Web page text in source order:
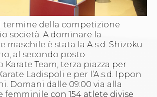
termine della competizione
società. A dominare la
maschile è stata la A.s.d. Shizoku
al secondo posto
Karate Team, terza piazza per
Karate Ladispoli e per l’A.s.d. Ippon
Domani dalle 09:00 via alla
femminile con 154 atlete divise